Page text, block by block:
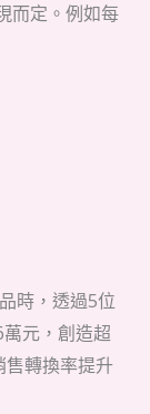
而定。例如每
時，透過5位
元，創造超
售轉換率提升